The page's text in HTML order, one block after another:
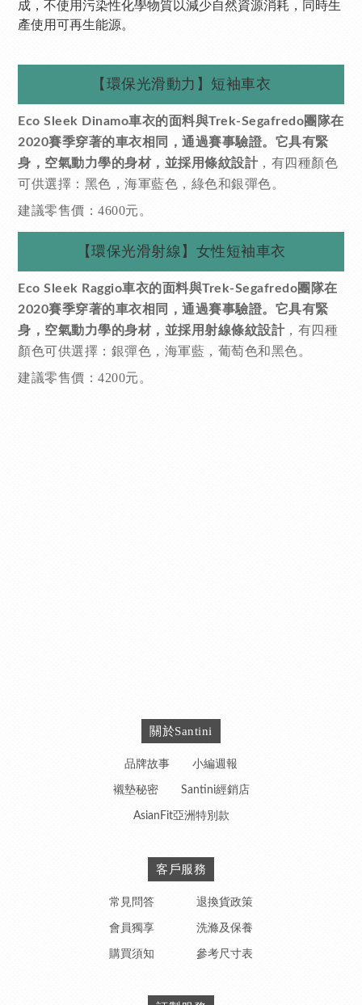
成，不使用污染性化學物質以減少自然資源消耗，同時生
產使用可再生能源。
【環保光滑動力】短袖車衣
Eco Sleek Dinamo車衣的面料與Trek-Segafredo團隊在
2020賽季穿著的車衣相同，通過賽事驗證。它具有緊
身，空氣動力學的身材，並採用條紋設計，有四種顏色
可供選擇：黑色，海軍藍色，綠色和銀彈色。
建議零售價：4600元。
【環保光滑射線】女性短袖車衣
Eco Sleek Raggio車衣的面料與Trek-Segafredo團隊在
2020賽季穿著的車衣相同，通過賽事驗證。它具有緊
身，空氣動力學的身材，並採用射線條紋設計，有四種
顏色可供選擇：銀彈色，海軍藍，葡萄色和黑色。
建議零售價：4200元。
關於Santini
品牌故事 小編週報
襯墊秘密 Santini經銷店
AsianFit亞洲特別款
客戶服務
常見問答 退換貨政策
會員獨享 洗滌及保養
購買須知 參考尺寸表